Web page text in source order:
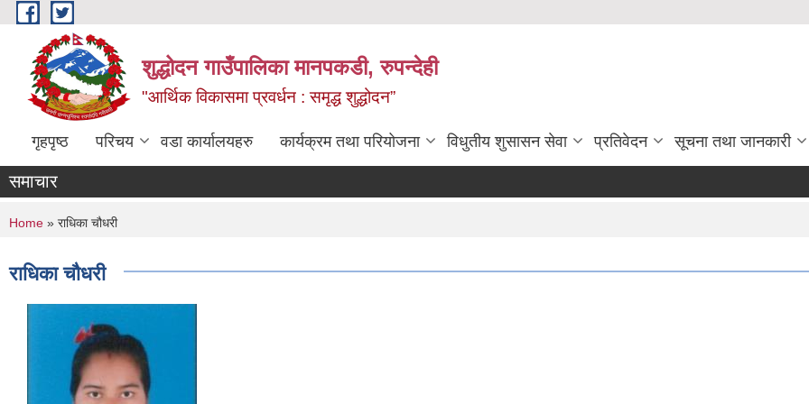
Skip to main content
शुद्धोदन गाउँपालिका मानपकडी, रुपन्देही
"आर्थिक विकासमा प्रवर्धन : समृद्ध शुद्धोदन”
गृहपृष्ठ परिचय वडा कार्यालयहरु कार्यक्रम तथा परियोजना विधुतीय शुसासन सेवा प्रतिवेदन सूचना तथा जानकारी
समाचार
You are here
Home » राधिका चौधरी
राधिका चौधरी